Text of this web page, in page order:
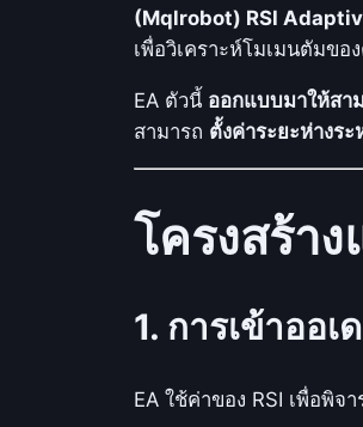
(Mqlrobot) RSI
เพื่อวิเคราะห์โมเมนตัมข
EA ตัวนี้ ออกแบบมาให้สา
สามารถ ตั้งค่าระยะห่างร
โครงสร้า
1. การเข้าออเ
EA ใช้ค่าของ RSI เพื่อพิจ